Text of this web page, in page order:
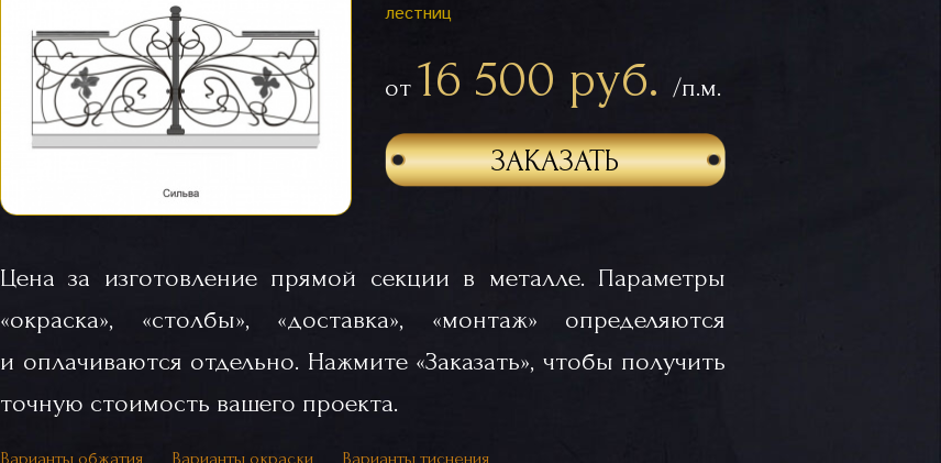
лестниц
от 16 500 руб. /п.м.
ЗАКАЗАТЬ
Цена за изготовление прямой секции в металле. Параметры
«окраска», «столбы», «доставка», «монтаж» определяются
и оплачиваются отдельно. Нажмите «Заказать», чтобы получить
точную стоимость вашего проекта.
Варианты обжатия Варианты окраски Варианты тиснения